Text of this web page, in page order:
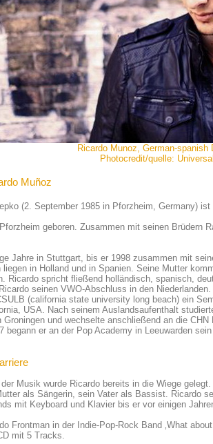
Ricardo Munoz, German-spanish
Photocredit/quelle:
Muñoz
(2. September 1985 in Pforzheim, Germany)
geboren. Zusammen mit seinen Brüdern
Jahre in Stuttgart, bis er 1998 zusammen mit
liegen in Holland und in Spanien. Seine Mutter
Ricardo spricht fließend holländisch, spanisch,
seinen VWO-Abschluss in den
(california state university long beach) ein
USA. Nach seinem Auslandsaufenthalt
Groningen und wechselte anschließend an die
begann er an der Pop Academy in Leeuwarden
Musik wurde Ricardo bereits in die Wiege
als Sängerin, sein Vater als Bassist. Ricardo
mit Keyboard und Klavier bis er vor einigen
Frontman in der Indie-Pop-Rock Band ‚What
mit 5 Tracks.